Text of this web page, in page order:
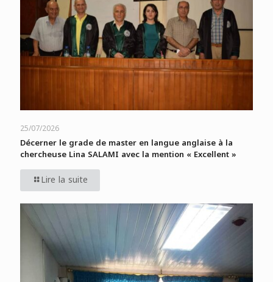
25/07/2026
Décerner le grade de master en langue anglaise à la
chercheuse Lina SALAMI avec la mention « Excellent »
Lire la suite